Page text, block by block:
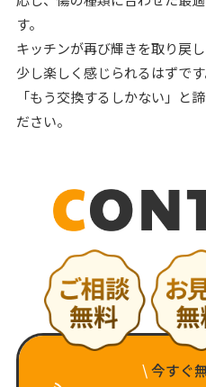
す。
キッチンが再び輝きを取り戻
少し楽しく感じられるはずです
「もう交換するしかない」と
ださい。
\今すぐ